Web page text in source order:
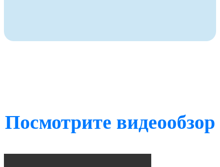
Посмотрите видеообзор